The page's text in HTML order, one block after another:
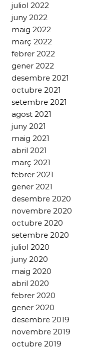
juliol 2022
juny 2022
maig 2022
març 2022
febrer 2022
gener 2022
desembre 2021
octubre 2021
setembre 2021
agost 2021
juny 2021
maig 2021
abril 2021
març 2021
febrer 2021
gener 2021
desembre 2020
novembre 2020
octubre 2020
setembre 2020
juliol 2020
juny 2020
maig 2020
abril 2020
febrer 2020
gener 2020
desembre 2019
novembre 2019
octubre 2019